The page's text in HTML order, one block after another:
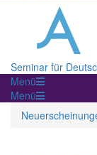
Seminar für
Menü
Menü